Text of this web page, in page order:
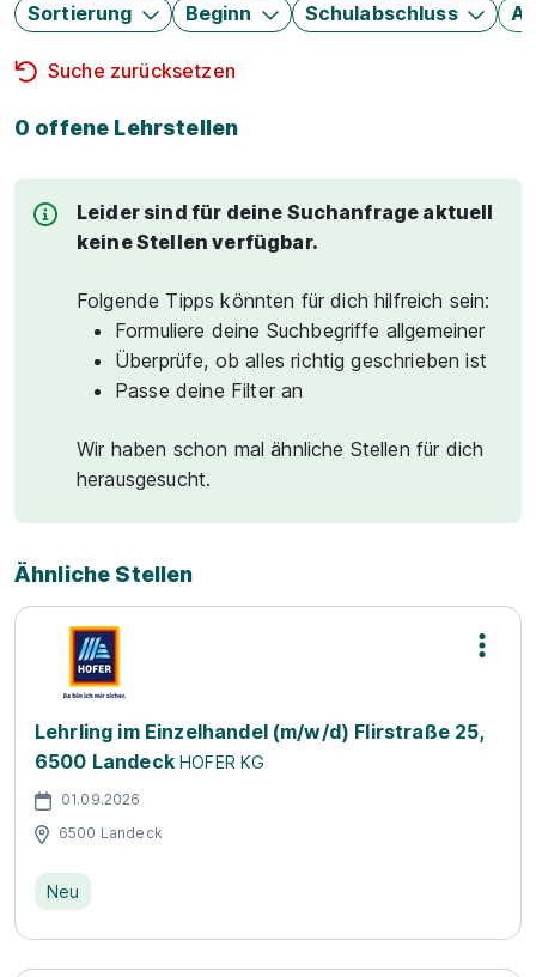
Sortierung Beginn Schulabschluss
Suche zurücksetzen
0 offene Lehrstellen
Leider sind für deine Suchanfrage aktuell
keine Stellen verfügbar.
Folgende Tipps könnten für dich hilfreich sein:
Formuliere deine Suchbegriffe allgemeiner
Überprüfe, ob alles richtig geschrieben ist
Passe deine Filter an
Wir haben schon mal ähnliche Stellen für dich
herausgesucht.
Ähnliche Stellen
Lehrling im Einzelhandel (m/w/d) Flirstraße 25,
6500 Landeck HOFER KG
01.09.2026
6500 Landeck
Neu